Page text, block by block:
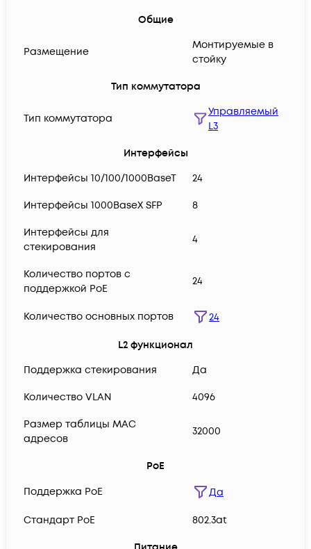
Общие
Размещение
Монтируемые в
стойку
Тип коммутатора
Тип коммутатора
Управляемый
L3
Интерфейсы
Интерфейсы 10/100/1000BaseT
24
Интерфейсы 1000BaseX SFP 8
Интерфейсы для
стекирования
4
Количество портов с
поддержкой PoE
24
Количество основных портов 24
L2 функционал
Поддержка стекирования
Да
Количество VLAN 4096
Размер таблицы MAC
адресов
32000
PoE
Поддержка PoE
Да
Cтандарт PoE 802.3at